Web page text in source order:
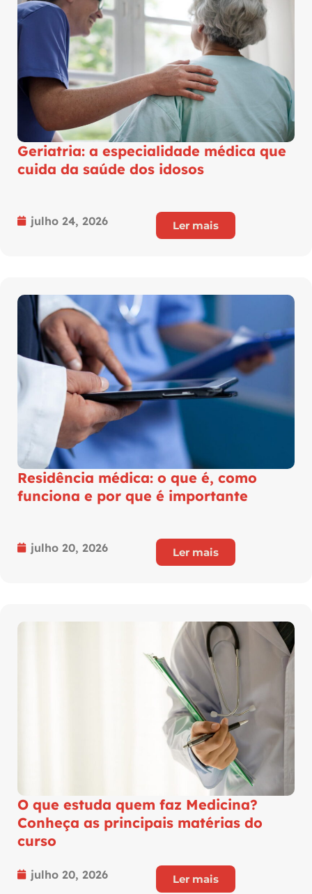
Geriatria: a especialidade médica que
cuida da saúde dos idosos
julho 24, 2026 Ler mais
Residência médica: o que é, como
funciona e por que é importante
julho 20, 2026 Ler mais
O que estuda quem faz Medicina?
Conheça as principais matérias do
curso
julho 20, 2026 Ler mais